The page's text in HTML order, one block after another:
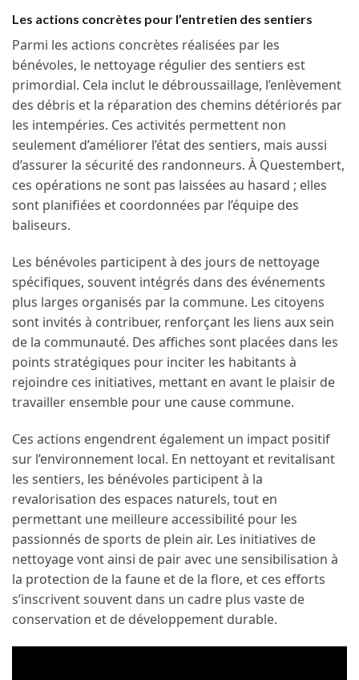
Les actions concrètes pour l’entretien des sentiers
Parmi les actions concrètes réalisées par les
bénévoles, le nettoyage régulier des sentiers est
primordial. Cela inclut le débroussaillage, l’enlèvement
des débris et la réparation des chemins détériorés par
les intempéries. Ces activités permettent non
seulement d’améliorer l’état des sentiers, mais aussi
d’assurer la sécurité des randonneurs. À Questembert,
ces opérations ne sont pas laissées au hasard ; elles
sont planifiées et coordonnées par l’équipe des
baliseurs.
Les bénévoles participent à des jours de nettoyage
spécifiques, souvent intégrés dans des événements
plus larges organisés par la commune. Les citoyens
sont invités à contribuer, renforçant les liens aux sein
de la communauté. Des affiches sont placées dans les
points stratégiques pour inciter les habitants à
rejoindre ces initiatives, mettant en avant le plaisir de
travailler ensemble pour une cause commune.
Ces actions engendrent également un impact positif
sur l’environnement local. En nettoyant et revitalisant
les sentiers, les bénévoles participent à la
revalorisation des espaces naturels, tout en
permettant une meilleure accessibilité pour les
passionnés de sports de plein air. Les initiatives de
nettoyage vont ainsi de pair avec une sensibilisation à
la protection de la faune et de la flore, et ces efforts
s’inscrivent souvent dans un cadre plus vaste de
conservation et de développement durable.